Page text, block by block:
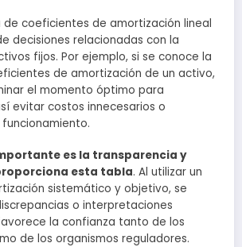
de coeficientes de amortización lineal
decisiones relacionadas con la
fijos. Por ejemplo, si se conoce la
de amortización de un activo,
el momento óptimo para
evitar costos innecesarios o
es la transparencia y
esta tabla. Al utilizar un
sistemático y objetivo, se
o interpretaciones
la confianza tanto de los
de los organismos reguladores.